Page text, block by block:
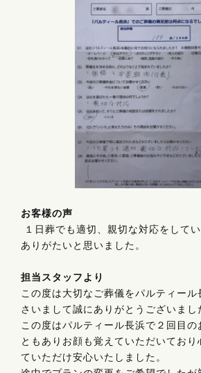
お客様の声
１日葬でも適切、親切な対応をしてい
ありがたいと思いました。
担当スタッフより
この度は大切なご葬儀をパルティー
さいまして誠にありがとうございまし
この度はパルティール長浜で２回目の
ともありお顔も覚えていただいており
ていただけ安心いたしました。